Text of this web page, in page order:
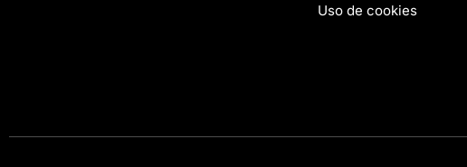
Uso de cookies